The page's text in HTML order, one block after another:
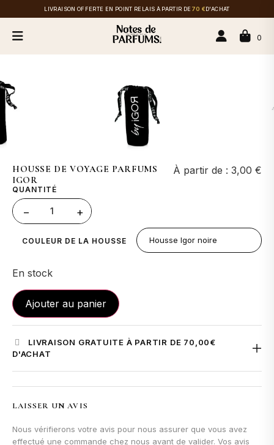
LIVRAISON OFFERTE EN POINT RELAIS À PARTIR DE 70 €D'ACHAT
0
HOUSSE DE VOYAGE PARFUMS
IGOR
À partir de : 3,00 €
QUANTITÉ
− 1 +
COULEUR DE LA HOUSSE
En stock
Ajouter au panier
LIVRAISON GRATUITE À PARTIR DE 70,00€
D'ACHAT
automatiquement à l'étape du paiement selon votre adresse
LAISSER UN AVIS
Nous vérifierons votre avis pour nous assurer que vous avez
effectué une commande chez nous avant de valider. Vos avis